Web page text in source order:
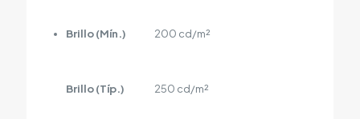
Brillo (Mín.) 200 cd/m²
Brillo (Típ.) 250 cd/m²